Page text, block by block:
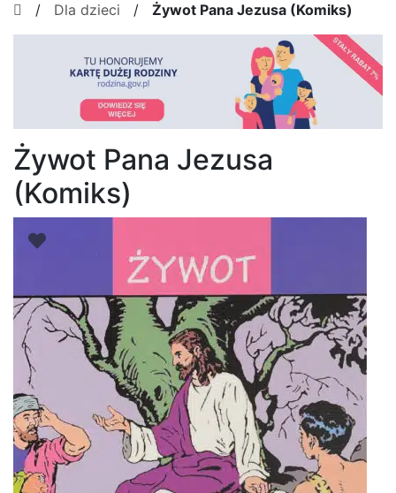
/ Dla dzieci / Żywot Pana Jezusa (Komiks)
Żywot Pana Jezusa
(Komiks)